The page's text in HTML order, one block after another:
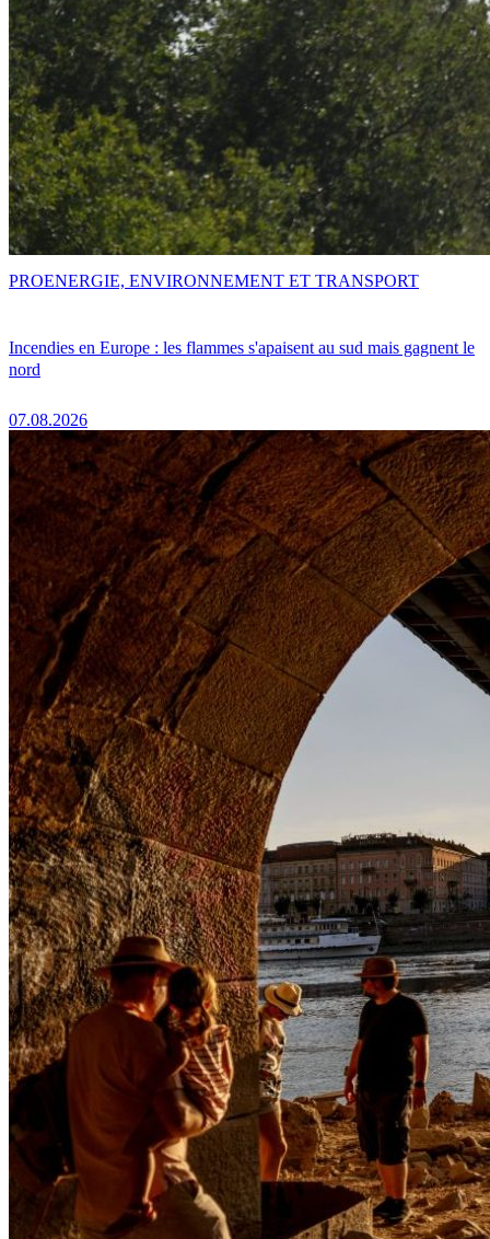
Incendies en Europe : les flammes s'apaisent au sud mais gagnent le
nord
07.08.2026
PROENERGIE, ENVIRONNEMENT ET TRANSPORT